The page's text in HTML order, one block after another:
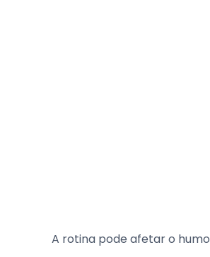
A rotina pode afetar o